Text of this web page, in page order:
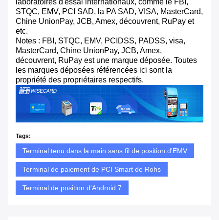
laboratoires d'essai internationaux, comme le FBI,
STQC, EMV, PCI SAD, la PA SAD, VISA, MasterCard,
Chine UnionPay, JCB, Amex, découvrent, RuPay et
etc.
Notes : FBI, STQC, EMV, PCIDSS, PADSS, visa,
MasterCard, Chine UnionPay, JCB, Amex,
découvrent, RuPay est une marque déposée. Toutes
les marques déposées référencées ici sont la
propriété des propriétaires respectifs.
Tags:
Terminal tenu dans la main sans fil de position d'EMV
Terminal de paiement de PCI Smart de Rohs
Terminal de position d'Android 7